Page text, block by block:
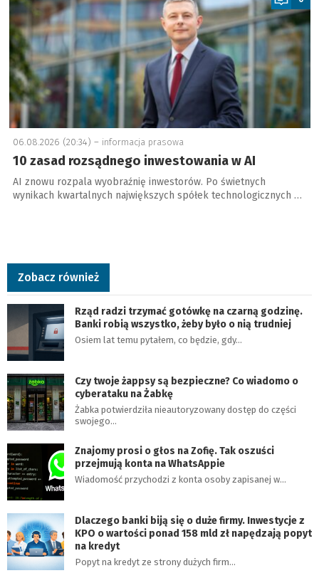
06.08.2026 (20:34) – informacja prasowa
10 zasad rozsądnego inwestowania w AI
AI znowu rozpala wyobraźnię inwestorów. Po świetnych
wynikach kwartalnych największych spółek technologicznych …
Zobacz również
Rząd radzi trzymać gotówkę na czarną godzinę.
Banki robią wszystko, żeby było o nią trudniej
Osiem lat temu pytałem, co będzie, gdy…
Czy twoje żappsy są bezpieczne? Co wiadomo o
cyberataku na Żabkę
Żabka potwierdziła nieautoryzowany dostęp do części
swojego…
Znajomy prosi o głos na Zofię. Tak oszuści
przejmują konta na WhatsAppie
Wiadomość przychodzi z konta osoby zapisanej w…
Dlaczego banki biją się o duże firmy. Inwestycje z
KPO o wartości ponad 158 mld zł napędzają popyt
na kredyt
Popyt na kredyt ze strony dużych firm…